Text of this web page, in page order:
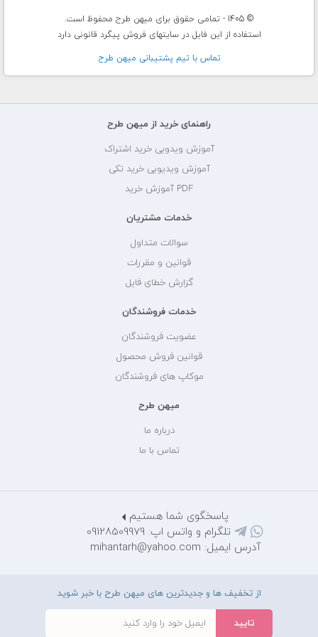
© 1405 - تمامی حقوق برای میهن طرح محفوظ است.
استفاده از این فایل در سایتهای فروش پیگرد قانونی دارد
تماس با تيم پشتيبانی ميهن طرح
راهنمای خرید از میهن طرح
آموزش ویدویی خرید اشتراک
آموزش ویدیویی خرید تکی
PDF آموزش خرید
خدمات مشتریان
سوالات متداول
قوانین و مقررات
گزارش خطای فایل
خدمات فروشندگان
عضویت فروشندگان
قوانین فروش محصول
موکاپ های فروشندگان
میهن طرح
درباره ما
تماس با ما
پاسخگوی شما هستیم
تلگرام و واتس اپ: 09128509979
آدرس ایمیل: mihantarh@yahoo.com
از تخفیف ها و جدیدترین های میهن طرح با خبر شوید